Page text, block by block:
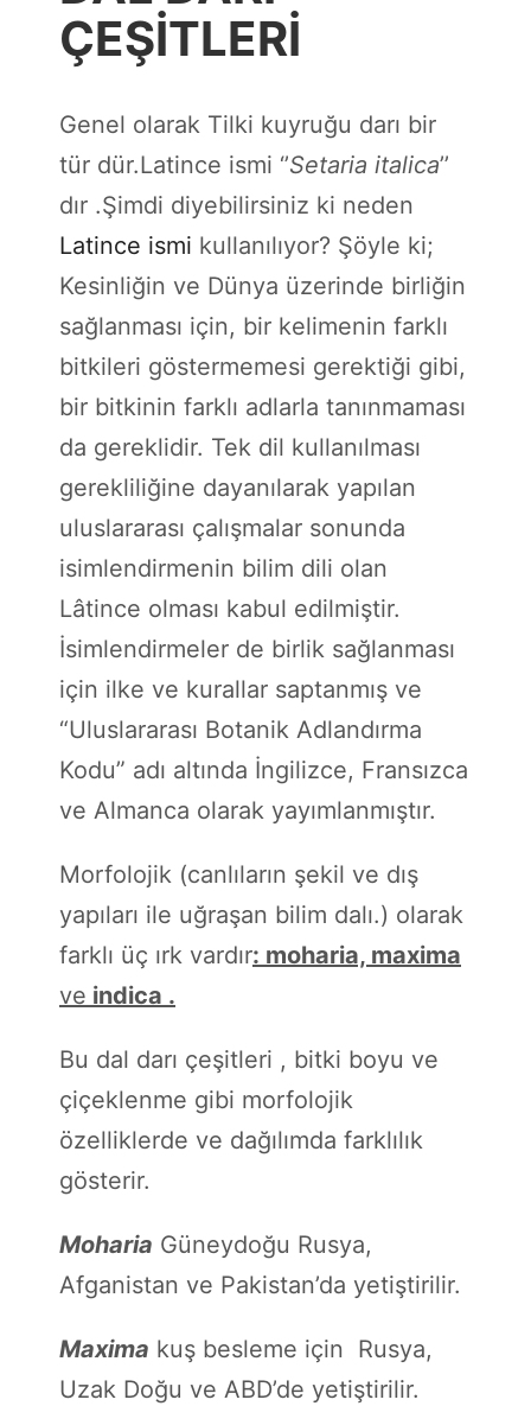
ÇEŞİTLERİ
Genel olarak Tilki kuyruğu darı bir
tür dür.Latince ismi ‘’Setaria italica’’
dır .Şimdi diyebilirsiniz ki neden
Latince ismi kullanılıyor? Şöyle ki;
Kesinliğin ve Dünya üzerinde birliğin
sağlanması için, bir kelimenin farklı
bitkileri göstermemesi gerektiği gibi,
bir bitkinin farklı adlarla tanınmaması
da gereklidir. Tek dil kullanılması
gerekliliğine dayanılarak yapılan
uluslararası çalışmalar sonunda
isimlendirmenin bilim dili olan
Lâtince olması kabul edilmiştir.
İsimlendirmeler de birlik sağlanması
için ilke ve kurallar saptanmış ve
“Uluslararası Botanik Adlandırma
Kodu” adı altında İngilizce, Fransızca
ve Almanca olarak yayımlanmıştır.
Morfolojik (canlıların şekil ve dış
yapıları ile uğraşan bilim dalı.) olarak
farklı üç ırk vardır: moharia, maxima
ve indica .
Bu dal darı çeşitleri , bitki boyu ve
çiçeklenme gibi morfolojik
özelliklerde ve dağılımda farklılık
gösterir.
Moharia Güneydoğu Rusya,
Afganistan ve Pakistan’da yetiştirilir.
Maxima kuş besleme için Rusya,
Uzak Doğu ve ABD’de yetiştirilir.